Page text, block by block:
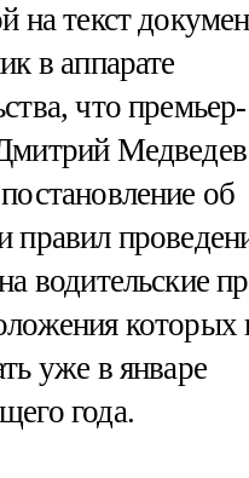
на текст
в аппарате
что премьер-
Медведев
об
правил
водительские
которых
уже в январе
года.